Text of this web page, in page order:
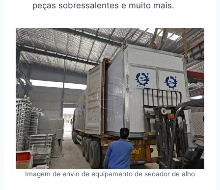
peças sobressalentes e muito mais.
Imagem de envio de equipamento de secador de alho